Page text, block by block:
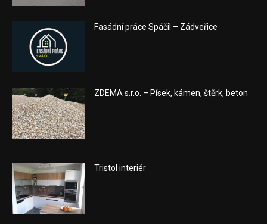
Fasádní práce Spáčil – Zádveřice
ZDEMA s.r.o. – Písek, kámen, štěrk, beton
Tristol interiér